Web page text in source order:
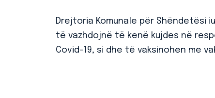
Drejtoria Komunale për
të vazhdojnë të kenë kujdes në
Covid-19, si dhe të vaksinohen me